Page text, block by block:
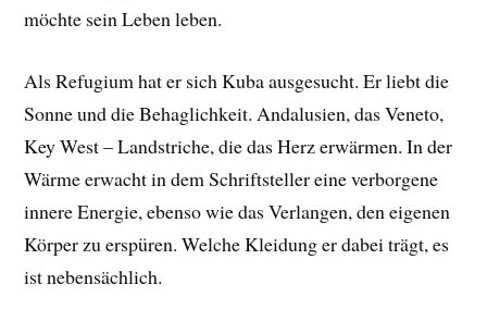
möchte sein Leben leben.
Als Refugium hat er sich Kuba ausgesucht. Er liebt die
Sonne und die Behaglichkeit. Andalusien, das Veneto,
Key West – Landstriche, die das Herz erwärmen. In der
Wärme erwacht in dem Schriftsteller eine verborgene
innere Energie, ebenso wie das Verlangen, den eigenen
Körper zu erspüren. Welche Kleidung er dabei trägt, es
ist nebensächlich.